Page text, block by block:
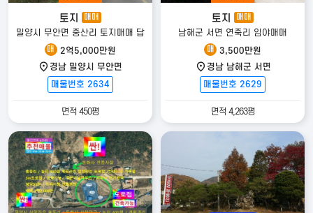
토지 매매
밀양시 무안면 중산리 토지매매 답
매 2억5,000만원
경남 밀양시 무안면
매물번호 2634
면적 450평
토지 매매
남해군 서면 연죽리 임야매매
매
3,500만원
경남 남해군 서면
매물번호 2629
면적 4,263평